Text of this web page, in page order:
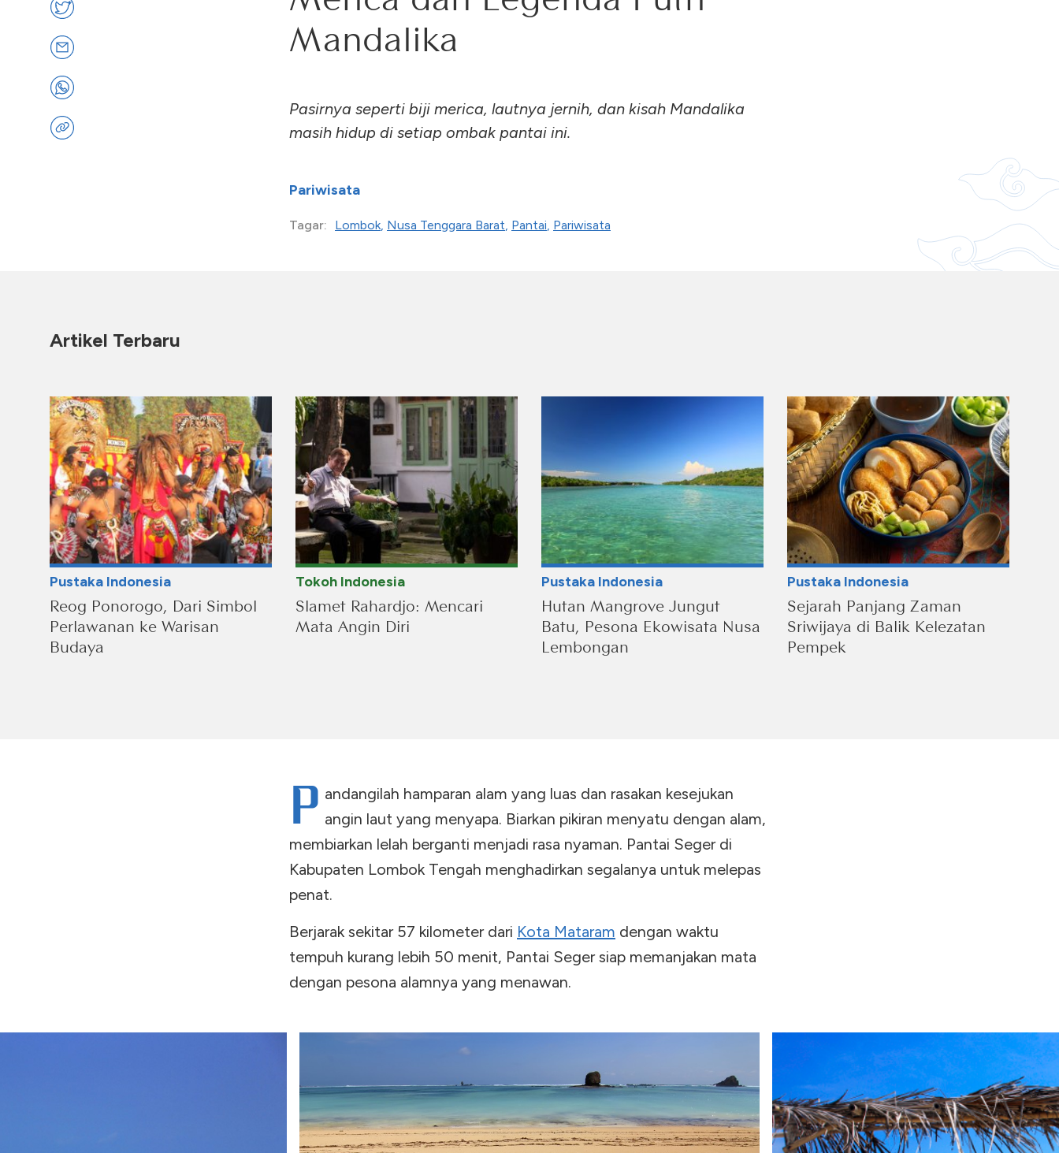
Mandalika
Pasirnya seperti biji merica, lautnya jernih, dan kisah Mandalika
masih hidup di setiap ombak pantai ini.
Pariwisata
Tagar: Lombok Nusa Tenggara Barat Pantai Pariwisata
Artikel Terbaru
Pustaka Indonesia
Reog Ponorogo, Dari Simbol
Perlawanan ke Warisan
Budaya
Tokoh Indonesia
Slamet Rahardjo: Mencari
Mata Angin Diri
Pustaka Indonesia
Hutan Mangrove Jungut
Batu, Pesona Ekowisata Nusa
Lembongan
Pustaka Indonesia
Sejarah Panjang Zaman
Sriwijaya di Balik Kelezatan
Pempek
P andangilah hamparan alam yang luas dan rasakan kesejukan
angin laut yang menyapa. Biarkan pikiran menyatu dengan alam,
membiarkan lelah berganti menjadi rasa nyaman. Pantai Seger di
Kabupaten Lombok Tengah menghadirkan segalanya untuk melepas
penat.
Berjarak sekitar 57 kilometer dari Kota Mataram dengan waktu
tempuh kurang lebih 50 menit, Pantai Seger siap memanjakan mata
dengan pesona alamnya yang menawan.